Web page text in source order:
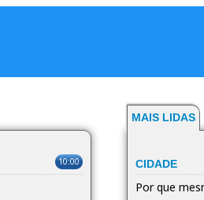
10:00
MAIS LIDAS
CIDADE
Por que